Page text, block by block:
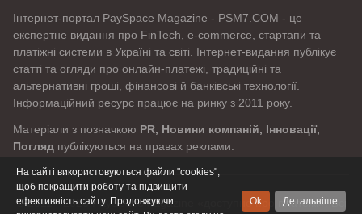
Інтернет-портал PaySpace Magazine - PSM7.COM - це
експертне видання про FinTech, e-commerce, стартапи та
платіжні системи в Україні та світі. Інтернет-видання публікує
статті та огляди про онлайн-платежі, традиційні та
альтернативні гроші, фінансові й банківські технології.
Інформаційний ресурс працює на ринку з 2011 року.
Матеріали з позначкою PR, Новини компаній, Інновації,
Погляд публікуються на правах реклами.
© 2011 - 2026 PaySpaceMagazine «доступно про платежі». Всі
На сайті використовуються файли "cookies",
щоб покращити роботу та підвищити
ефективність сайту. Продовжуючи
Ok Детальніше